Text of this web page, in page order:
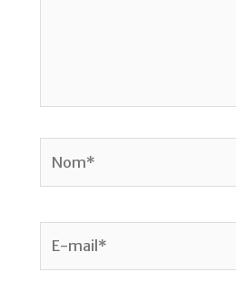
mail*